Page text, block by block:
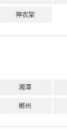
神农架
湘潭
郴州